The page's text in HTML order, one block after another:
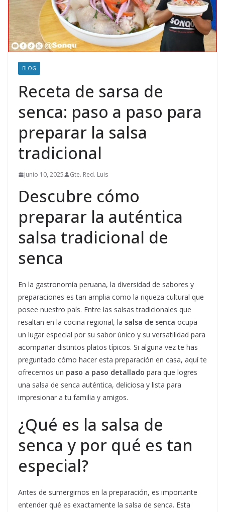
BLOG
Receta de sarsa de
senca: paso a paso para
preparar la salsa
tradicional
junio 10, 2025 Gte. Red. Luis
Descubre cómo
preparar la auténtica
salsa tradicional de
senca
En la gastronomía peruana, la diversidad de sabores y
preparaciones es tan amplia como la riqueza cultural que
posee nuestro país. Entre las salsas tradicionales que
resaltan en la cocina regional, la salsa de senca ocupa
un lugar especial por su sabor único y su versatilidad para
acompañar distintos platos típicos. Si alguna vez te has
preguntado cómo hacer esta preparación en casa, aquí te
ofrecemos un paso a paso detallado para que logres
una salsa de senca auténtica, deliciosa y lista para
impresionar a tu familia y amigos.
¿Qué es la salsa de
senca y por qué es tan
especial?
Antes de sumergirnos en la preparación, es importante
entender qué es exactamente la salsa de senca. Esta